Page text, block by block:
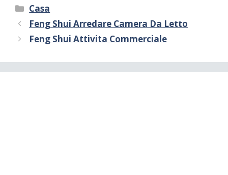
Categorie
Casa
Feng Shui Arredare Camera Da Letto
Feng Shui Attivita Commerciale